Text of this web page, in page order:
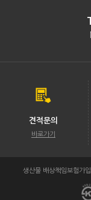
견적문의
바로가기
생산물 배상책임보험가입